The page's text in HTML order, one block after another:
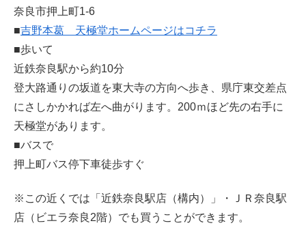
奈良市押上町1-6
■吉野本葛 天極堂ホームページはコチラ
■歩いて
近鉄奈良駅から約10分
登大路通りの坂道を東大寺の方向へ歩き、県庁東交差点
にさしかかれば左へ曲がります。200ｍほど先の右手に
天極堂があります。
■バスで
押上町バス停下車徒歩すぐ
※この近くでは「近鉄奈良駅店（構内）」・ＪＲ奈良駅
店（ビエラ奈良2階）でも買うことができます。